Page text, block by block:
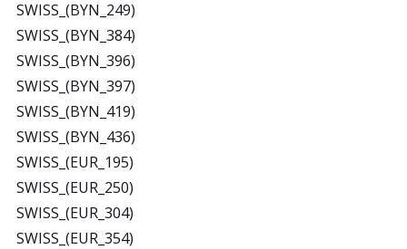
SWISS_(BYN_249)
SWISS_(BYN_384)
SWISS_(BYN_396)
SWISS_(BYN_397)
SWISS_(BYN_419)
SWISS_(BYN_436)
SWISS_(EUR_195)
SWISS_(EUR_250)
SWISS_(EUR_304)
SWISS_(EUR_354)